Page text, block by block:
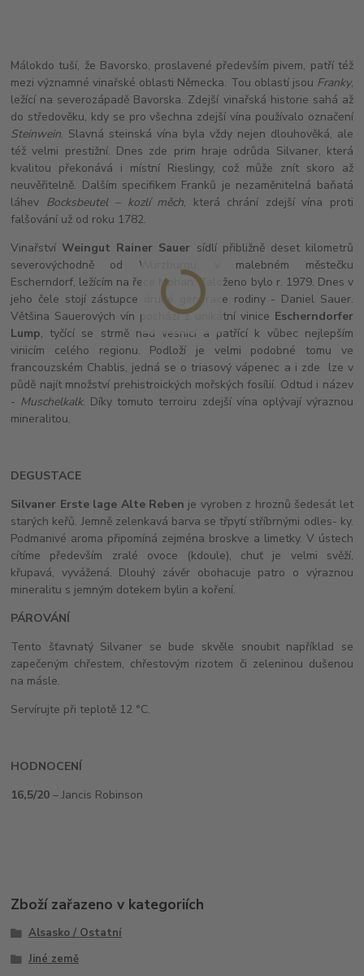
Málokdo tuší, že Bavorsko, proslavené především pivem, patří též
mezi významné vinařské oblasti Německa. Tou oblastí jsou Franky,
ležící na severozápadě Bavorska. Zdejší vinařská historie sahá až
do středověku, kdy se pro všechna zdejší vína používalo označení
Steinwein. Slavná steinská vína byla vždy nejen dlouhověká, ale
též velmi prestižní. Dnes zde prim hraje odrůda Silvaner, která
kvalitou překonává i místní Rieslingy, což může znít skoro až
neuvěřitelně. Dalším specifikem Franků je nezaměnitelná baňatá
láhev Bocksbeutel – kozlí měch, která chrání zdejší vína proti
falšování už od roku 1782.
VinařstvíWeingut Rainer Sauer sídlí přibližně deset kilometrů
severovýchodně od Würzburgu, v malebném městečku
Escherndorf, ležícím na řece Mohan. Založeno bylo r. 1979. Dnes v
jeho čele stojí zástupce druhé generace rodiny - Daniel Sauer.
Většina Sauerových vín pochází z unikátní vinice Escherndorfer
Lump, tyčící se strmě nad vesnicí a patřící k vůbec nejlepším
vinicím celého regionu. Podloží je velmi podobné tomu ve
francouzském Chablis, jedná se o triasový vápenec a i zde lze v
půdě najít množství prehistroických mořských fosílií. Odtud i název
- Muschelkalk. Díky tomuto terroiru zdejší vína oplývají výraznou
mineralitou.
DEGUSTACE
Silvaner Erste lage Alte Reben je vyroben z hroznů šedesát let
starých keřů. Jemně zelenkavá barva se třpytí stříbrnými odles- ky.
Podmanivé aroma připomíná zejména broskve a limetky. V ústech
cítíme především zralé ovoce (kdoule), chuť je velmi svěží,
křupavá, vyvážená. Dlouhý závěr obohacuje patro o výraznou
mineralitu s jemným dotekem bylin a koření.
PÁROVÁNÍ
Tento šťavnatý Silvaner se bude skvěle snoubit například se
zapečeným chřestem, chřestovým rizotem či zeleninou dušenou
na másle.
Servírujte při teplotě 12 °C.
HODNOCENÍ
16,5/20 – Jancis Robinson
Zboží zařazeno v kategoriích
Alsasko / Ostatní
Jiné země